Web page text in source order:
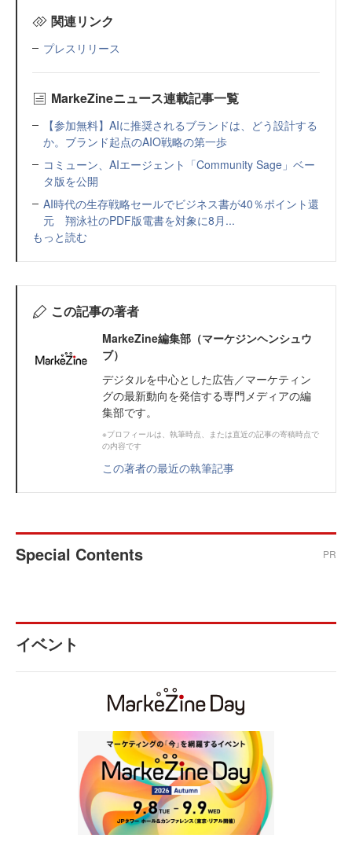
関連リンク
プレスリリース
MarkeZineニュース連載記事一覧
【参加無料】AIに推奨されるブランドは、どう設計する
か。ブランド起点のAIO戦略の第一歩
コミューン、AIエージェント「Community Sage」ベー
タ版を公開
AI時代の生存戦略セールでビジネス書が40％ポイント還
元 翔泳社のPDF版電書を対象に8月...
もっと読む
この記事の著者
MarkeZine編集部（マーケジンヘンシュウ
ブ）
デジタルを中心とした広告／マーケティン
グの最新動向を発信する専門メディアの編
集部です。
※プロフィールは、執筆時点、または直近の記事の寄稿時点で
の内容です
この著者の最近の執筆記事
Special Contents PR
イベント